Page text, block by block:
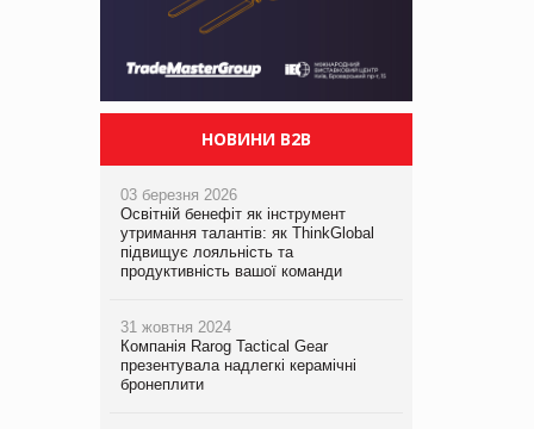
НОВИНИ B2B
03 березня 2026
Освітній бенефіт як інструмент
утримання талантів: як ThinkGlobal
підвищує лояльність та
продуктивність вашої команди
31 жовтня 2024
Компанія Rarog Tactical Gear
презентувала надлегкі керамічні
бронеплити